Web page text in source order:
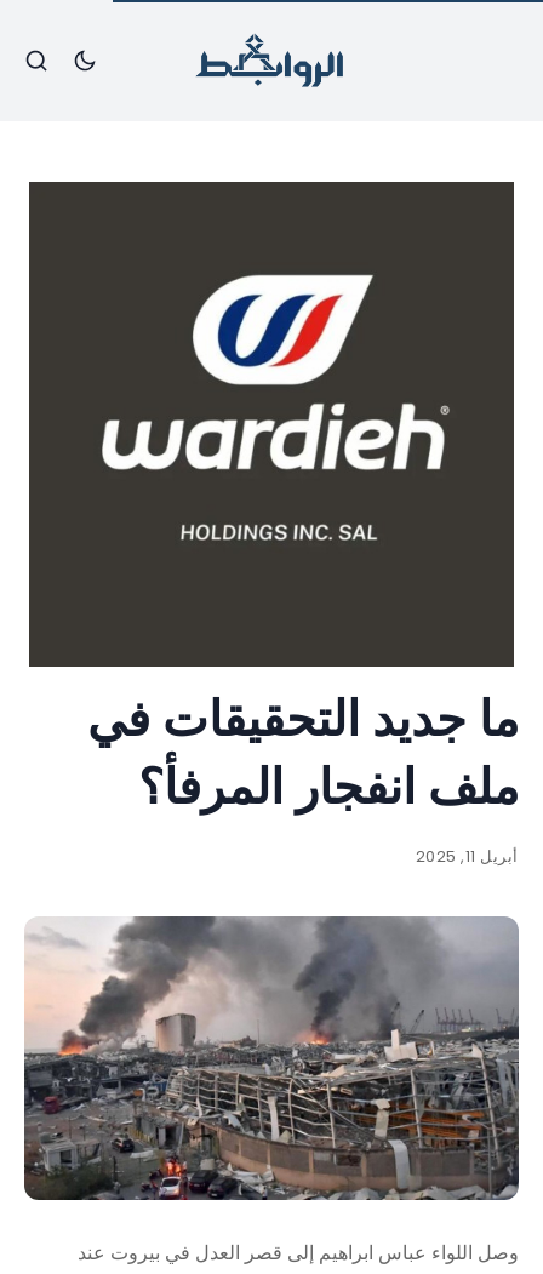
ما جديد التحقيقات في
ملف انفجار المرفأ؟
أبريل 11, 2025
وصل اللواء عباس ابراهيم إلى قصر العدل في بيروت عند